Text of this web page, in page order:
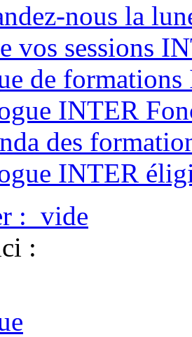
nous la
vos sessions
de
INTER
des
INTER
: vide
: